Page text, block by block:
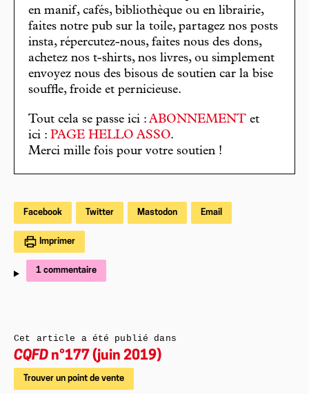
en manif, cafés, bibliothèque ou en librairie,
faites notre pub sur la toile, partagez nos posts
insta, répercutez-nous, faites nous des dons,
achetez nos t-shirts, nos livres, ou simplement
envoyez nous des bisous de soutien car la bise
souffle, froide et pernicieuse.
Tout cela se passe ici : ABONNEMENT et
ici : PAGE HELLO ASSO.
Merci mille fois pour votre soutien !
Facebook Twitter Mastodon Email
Imprimer
1 commentaire
Cet article a été publié dans
CQFD n°177 (juin 2019)
Trouver un point de vente